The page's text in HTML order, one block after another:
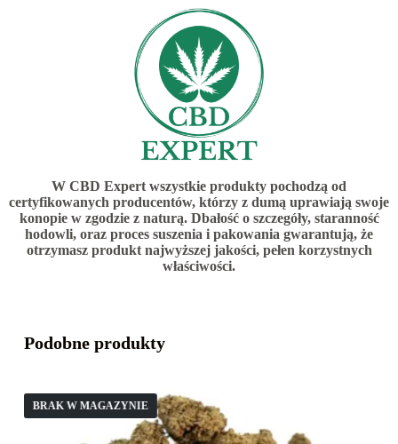
W CBD Expert wszystkie produkty pochodzą od
certyfikowanych producentów, którzy z dumą uprawiają swoje
konopie w zgodzie z naturą. Dbałość o szczegóły, staranność
hodowli, oraz proces suszenia i pakowania gwarantują, że
otrzymasz produkt najwyższej jakości, pełen korzystnych
właściwości.
Podobne produkty
BRAK W MAGAZYNIE